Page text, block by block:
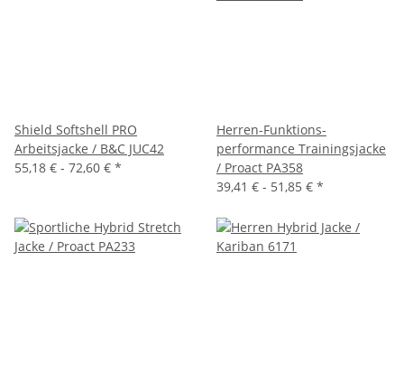
Shield Softshell PRO
Arbeitsjacke / B&C JUC42
55,18 € - 72,60 € *
Herren-Funktions-
performance Trainingsjacke
/ Proact PA358
39,41 € - 51,85 € *